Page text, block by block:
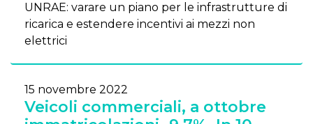
UNRAE: varare un piano per le infrastrutture di
ricarica e estendere incentivi ai mezzi non
elettrici
15 novembre 2022
Veicoli commerciali, a ottobre